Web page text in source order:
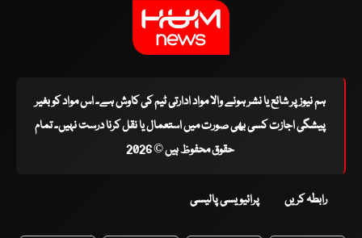
ہم نیوز پر شائع یا نشر ہونے والا مواد ادارتی ٹیم کی کاوش ہے۔ اس مواد کو بغیر
پیشگی اجازت کسی بھی صورت میں استعمال یا نقل کرنا درست نہیں۔ تمام
حقوق محفوظ ہیں © 2026
رابطہ کریں پرائیویسی پالیسی